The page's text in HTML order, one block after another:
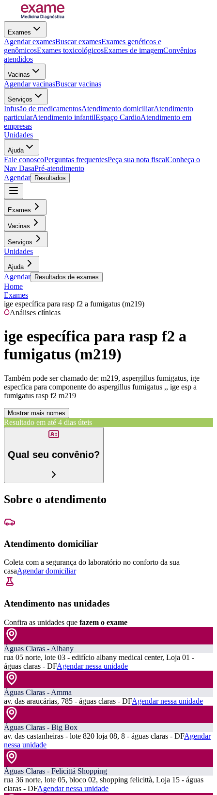
Exames
Agendar examesBuscar examesExames genéticos e
genômicosExames toxicológicosExames de imagemConvênios
atendidos
Vacinas
Agendar vacinasBuscar vacinas
Serviços
Infusão de medicamentosAtendimento domiciliarAtendimento
particularAtendimento infantilEspaço CardioAtendimento em
empresas
Unidades
Ajuda
Fale conoscoPerguntas frequentesPeça sua nota fiscalConheça o
Nav DasaPré-atendimento
Agendar
Resultados
Exames
Vacinas
Serviços
Unidades
Ajuda
Agendar Resultados de exames
Home
Exames
ige específica para rasp f2 a fumigatus (m219)
Análises clínicas
ige específica para rasp f2 a
fumigatus (m219)
Também pode ser chamado de: m219, aspergillus fumigatus, ige
especfica para componente do aspergillus fumigatus ,, ige esp a
fumigatus rasp f2 m219
Mostrar mais nomes
Resultado em até 4 dias úteis
Qual seu convênio?
Sobre o atendimento
Atendimento domiciliar
Coleta com a segurança do laboratório no conforto da sua
casaAgendar domiciliar
Atendimento nas unidades
Confira as unidades que fazem o exame
Águas Claras - Albany
rua 05 norte, lote 03 - edifício albany medical center, Loja 01 -
águas claras - DFAgendar nessa unidade
Águas Claras - Amma
av. das araucárias, 785 - águas claras - DFAgendar nessa unidade
Águas Claras - Big Box
av. das castanheiras - lote 820 loja 08, 8 - águas claras - DFAgendar
nessa unidade
Águas Claras - Felicittá Shopping
rua 36 norte, lote 05, bloco 02, shopping felicittà, Loja 15 - águas
claras - DFAgendar nessa unidade